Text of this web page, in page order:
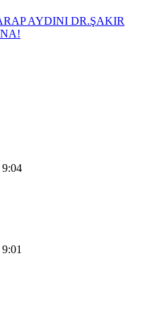
AYDINI DR.ŞAKIR